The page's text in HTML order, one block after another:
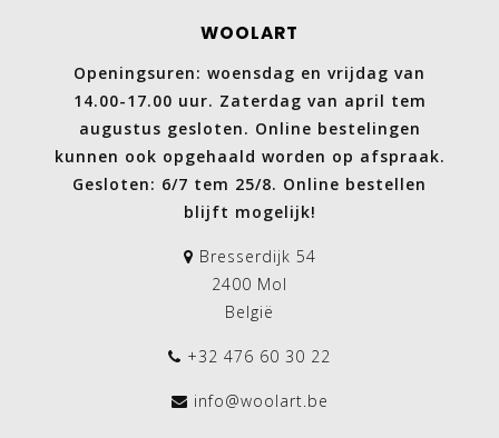
WOOLART
Openingsuren: woensdag en vrijdag van
14.00-17.00 uur. Zaterdag van april tem
augustus gesloten. Online bestelingen
kunnen ook opgehaald worden op afspraak.
Gesloten: 6/7 tem 25/8. Online bestellen
blijft mogelijk!
Bresserdijk 54
2400 Mol
België
+32 476 60 30 22
info@woolart.be